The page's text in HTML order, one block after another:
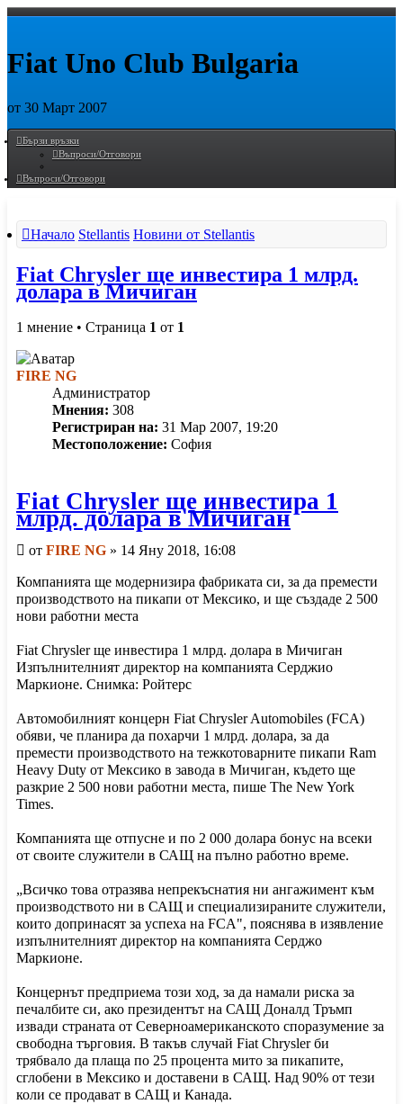
Fiat Uno Club Bulgaria
от 30 Март 2007
Пропусни
Бързи връзки
Въпроси/Отговори
Въпроси/Отговори
Начало Stellantis Новини от Stellantis
Fiat Chrysler ще инвестира 1 млрд.
долара в Мичиган
1 мнение • Страница 1 от 1
FIRE NG
Администратор
Мнения: 308
Регистриран на: 31 Мар 2007, 19:20
Местоположение: София
Fiat Chrysler ще инвестира 1
млрд. долара в Мичиган
Мнение
от FIRE NG » 14 Яну 2018, 16:08
Компанията ще модернизира фабриката си, за да премести
производството на пикапи от Мексико, и ще създаде 2 500
нови работни места
Fiat Chrysler ще инвестира 1 млрд. долара в Мичиган
Изпълнителният директор на компанията Серджио
Маркионе. Снимка: Ройтерс
Автомобилният концерн Fiat Chrysler Automobiles (FCA)
обяви, че планира да похарчи 1 млрд. долара, за да
премести производството на тежкотоварните пикапи Ram
Heavy Duty от Мексико в завода в Мичиган, където ще
разкрие 2 500 нови работни места, пише The New York
Times.
Компанията ще отпусне и по 2 000 долара бонус на всеки
от своите служители в САЩ на пълно работно време.
„Всичко това отразява непрекъснатия ни ангажимент към
производството ни в САЩ и специализираните служители,
които допринасят за успеха на FCA", пояснява в изявление
изпълнителният директор на компанията Серджо
Маркионе.
Концернът предприема този ход, за да намали риска за
печалбите си, ако президентът на САЩ Доналд Тръмп
извади страната от Северноамериканското споразумение за
свободна търговия. В такъв случай Fiat Chrysler би
трябвало да плаща по 25 процента мито за пикапите,
сглобени в Мексико и доставени в САЩ. Над 90% от тези
коли се продават в САЩ и Канада.